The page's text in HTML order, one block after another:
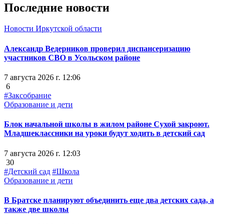
Последние новости
Новости Иркутской области
Александр Ведерников проверил диспансеризацию
участников СВО в Усольском районе
7 августа 2026 г. 12:06
6
#Заксобрание
Образование и дети
Блок начальной школы в жилом районе Сухой закроют.
Младшеклассники на уроки будут ходить в детский сад
7 августа 2026 г. 12:03
30
#Детский сад #Школа
Образование и дети
В Братске планируют объединить еще два детских сада, а
также две школы